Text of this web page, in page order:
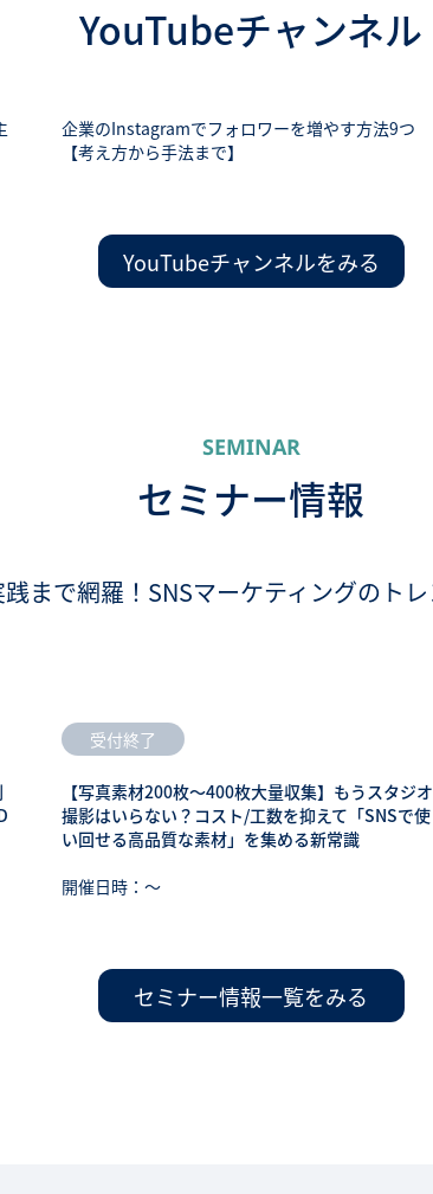
YouTubeチャンネル
企業のInstagramでフォロワーを増やす方法9つ
【考え方から手法まで】
YouTubeチャンネルをみる
SEMINAR
セミナー情報
まで網羅！SNSマーケティングのトレ
受付終了
【写真素材200枚～400枚大量収集】もうスタジオ
撮影はいらない？コスト/工数を抑えて「SNSで使
い回せる高品質な素材」を集める新常識
開催日時：〜
セミナー情報一覧をみる